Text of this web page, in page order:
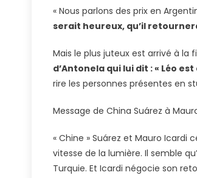
« Nous parlons des prix en
serait heureux, qu’il
Mais le plus juteux est arrivé à la
d’Antonela qui lui dit : « Léo
rire les personnes présentes en
Message de China Suárez à
« Chine » Suárez et Mauro
vitesse de la lumière. Il semble
Turquie. Et Icardi négocie son